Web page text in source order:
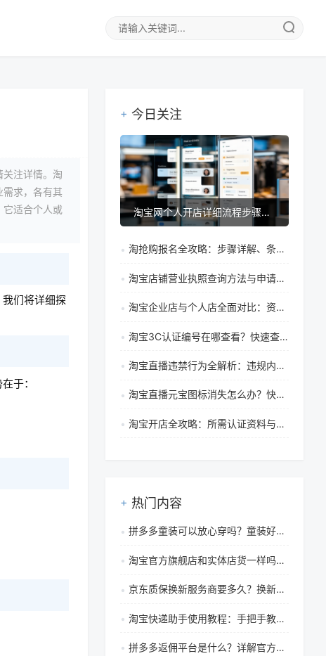
注详情。淘
需求，各有其
适合个人或
们将详细探
于：
今日关注
淘宝网个人开店详细流程步骤指南（附保证金类型说明）
淘抢购报名全攻略：步骤详解、条件要求与提高审核通过率技巧
淘宝店铺营业执照查询方法与申请全指南：开店必须办理吗？
淘宝企业店与个人店全面对比：资质、功能、税务差异详解
淘宝3C认证编号在哪查看？快速查询与真伪验证指南
淘宝直播违禁行为全解析：违规内容界定与平台处罚措施
淘宝直播元宝图标消失怎么办？快速解决方法与领取教程
淘宝开店全攻略：所需认证资料与准备清单详解
热门内容
拼多多童装可以放心穿吗？童装好做吗？
淘宝官方旗舰店和实体店货一样吗？淘宝怎么看旗舰店真假？
京东质保换新服务商要多久？换新怎么用？
淘宝快递助手使用教程：手把手教你批量打印电子面单与高效发货
拼多多返佣平台是什么？详解官方多多进宝如何赚钱与使用技巧